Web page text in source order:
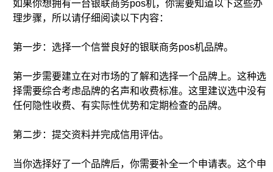
如果你想拥有一台银联商务pos机，你需要知道以下这些办
理步骤，所以请仔细阅读以下内容：
第一步：选择一个信誉良好的银联商务pos机品牌。
第一步需要建立在对市场的了解和选择一个品牌上。这种选
择需要综合考虑品牌的名声和收费标准。这里建议选中没有
任何隐性收费、有实际性优势和定期检查的品牌。
第二步：提交资料并完成信用评估。
当你选择好了一个品牌后，你需要补全一个申请表。这个申